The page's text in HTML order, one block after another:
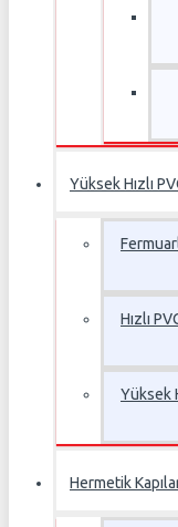
Yüksek Hızlı
Hızlı
Yüksek
Hermetik